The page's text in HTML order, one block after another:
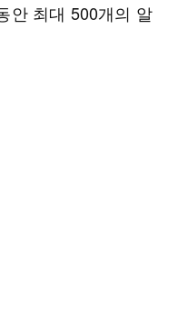
안 최대 500개의 알